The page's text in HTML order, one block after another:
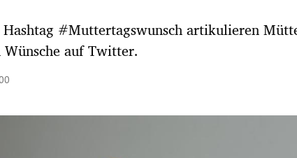
#Muttertagswunsch artikulieren
auf Twitter.
öffnen/schließen